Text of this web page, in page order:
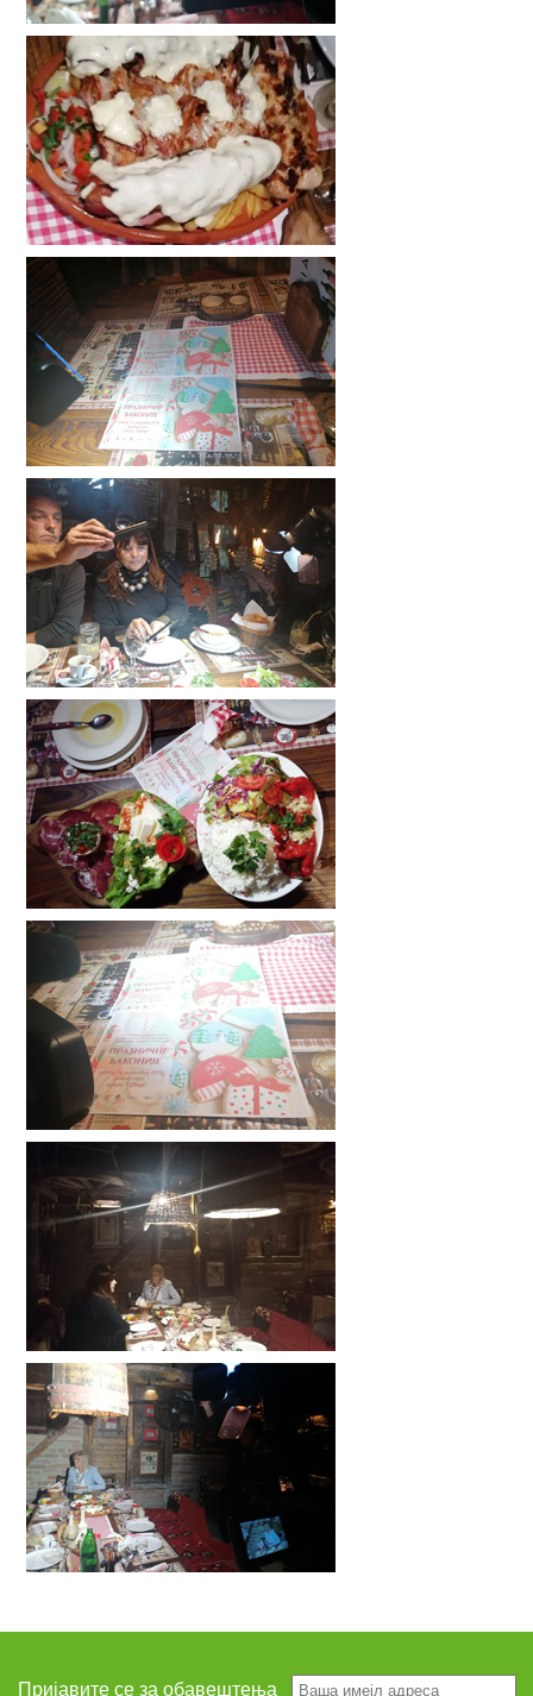
Пријавите се за обавештења